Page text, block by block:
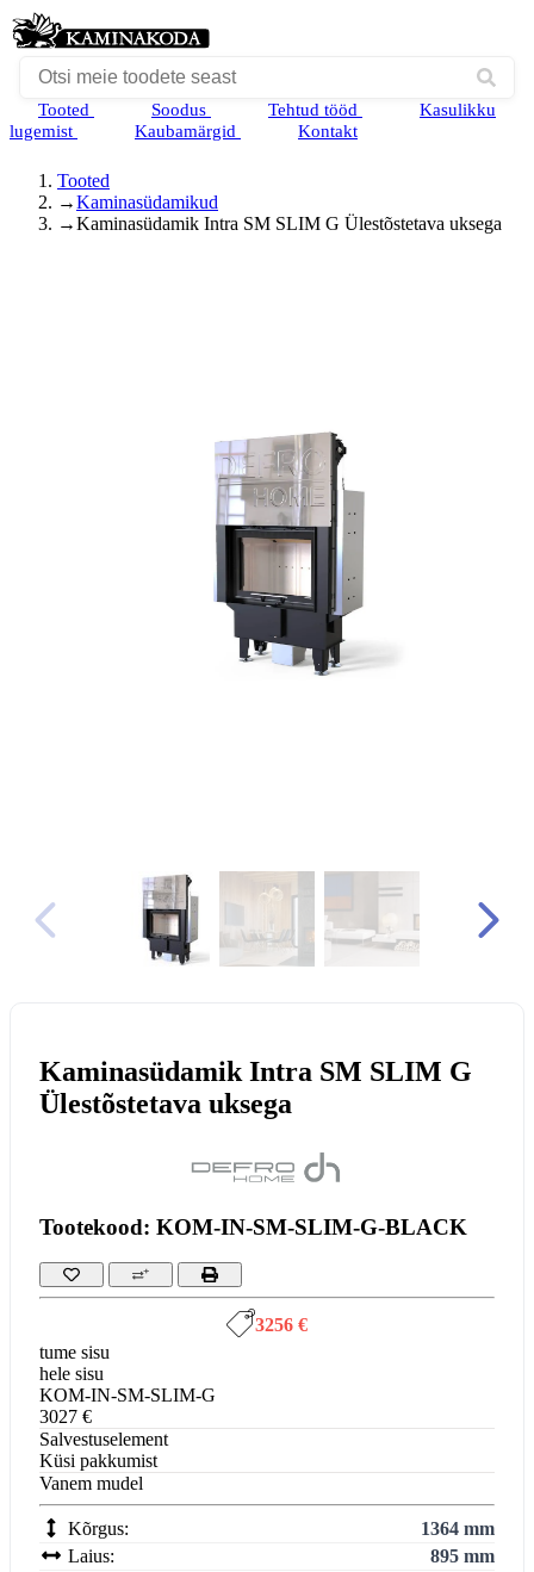
Tooted Soodus Tehtud tööd
Kasulikku
lugemist
Kaubamärgid Kontakt
Tooted
→Kaminasüdamikud
→Kaminasüdamik Intra SM SLIM G Ülestõstetava uksega
Kaminasüdamik Intra SM SLIM G
Ülestõstetava uksega
Tootekood: KOM-IN-SM-SLIM-G-BLACK
3256 €
tume sisu
hele sisu
KOM-IN-SM-SLIM-G
3027 €
Salvestuselement
Küsi pakkumist
Vanem mudel
Kõrgus:
1364 mm
Laius:
895 mm